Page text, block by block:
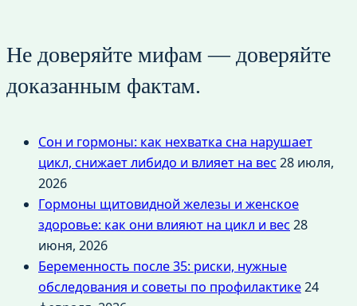
Не доверяйте мифам — доверяйте
доказанным фактам.
Сон и гормоны: как нехватка сна нарушает
цикл, снижает либидо и влияет на вес28 июля,
2026
Гормоны щитовидной железы и женское
здоровье: как они влияют на цикл и вес28
июня, 2026
Беременность после 35: риски, нужные
обследования и советы по профилактике24